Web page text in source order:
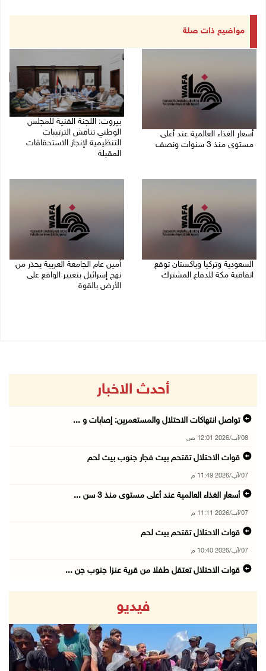
مواضيع ذات صلة
أسعار الغذاء العالمية عند أعلى
مستوى منذ 3 سنوات ونصف
بيروت: اللجنة الفنية للمجلس
الوطني تناقش الترتيبات
التنظيمية لإنجاز الاستحقاقات
المقبلة
السعودية وتركيا وباكستان توقع
اتفاقية مكة للدفاع المشترك
أمين عام الجامعة العربية يحذر من
نهج إسرائيل بتغيير الواقع على
الأرض بالقوة
أحدث الاخبار
تواصل انتهاكات الاحتلال والمستعمرين: إصابات و ...
08/آب/2026 12:01 ص
قوات الاحتلال تقتحم بيت فجار جنوب بيت لحم
07/آب/2026 11:49 م
أسعار الغذاء العالمية عند أعلى مستوى منذ 3 سن ...
07/آب/2026 11:11 م
قوات الاحتلال تقتحم بيت لحم
07/آب/2026 10:40 م
قوات الاحتلال تعتقل طفلا من قرية عنزا جنوب جن ...
قوات الاحتلال تغلق مداخل يعبد جنوب غرب جنين
07/آب/2026 10:15 م
الاحتلال يعيق تنقل المواطنين ويقتحم بلدات شرق ...
07/آب/2026 08:52 م
فيديو